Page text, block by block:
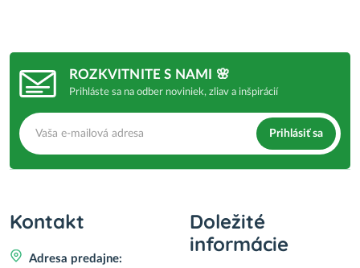
ROZKVITNITE S NAMI 🌸
Prihláste sa na odber noviniek, zliav a inšpirácií
Prihlásiť sa
Kontakt
Adresa predajne:
Doležité
informácie